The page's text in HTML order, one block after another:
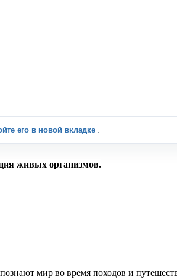
его в новой вкладке
живых организмов.
мир во время походов и